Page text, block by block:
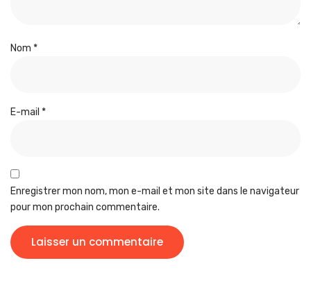
Nom *
E-mail *
Enregistrer mon nom, mon e-mail et mon site dans le navigateur
pour mon prochain commentaire.